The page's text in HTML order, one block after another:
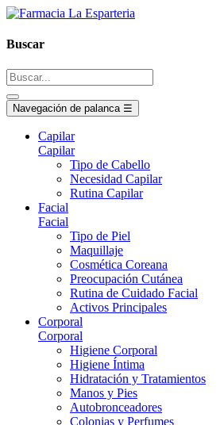
Buscar
Navegación de palanca ☰
Capilar
Capilar
Tipo de Cabello
Necesidad Capilar
Rutina Capilar
Facial
Facial
Tipo de Piel
Maquillaje
Cosmética Coreana
Preocupación Cutánea
Rutina de Cuidado Facial
Activos Principales
Corporal
Corporal
Higiene Corporal
Higiene Íntima
Hidratación y Tratamientos
Manos y Pies
Autobronceadores
Colonias y Perfumes